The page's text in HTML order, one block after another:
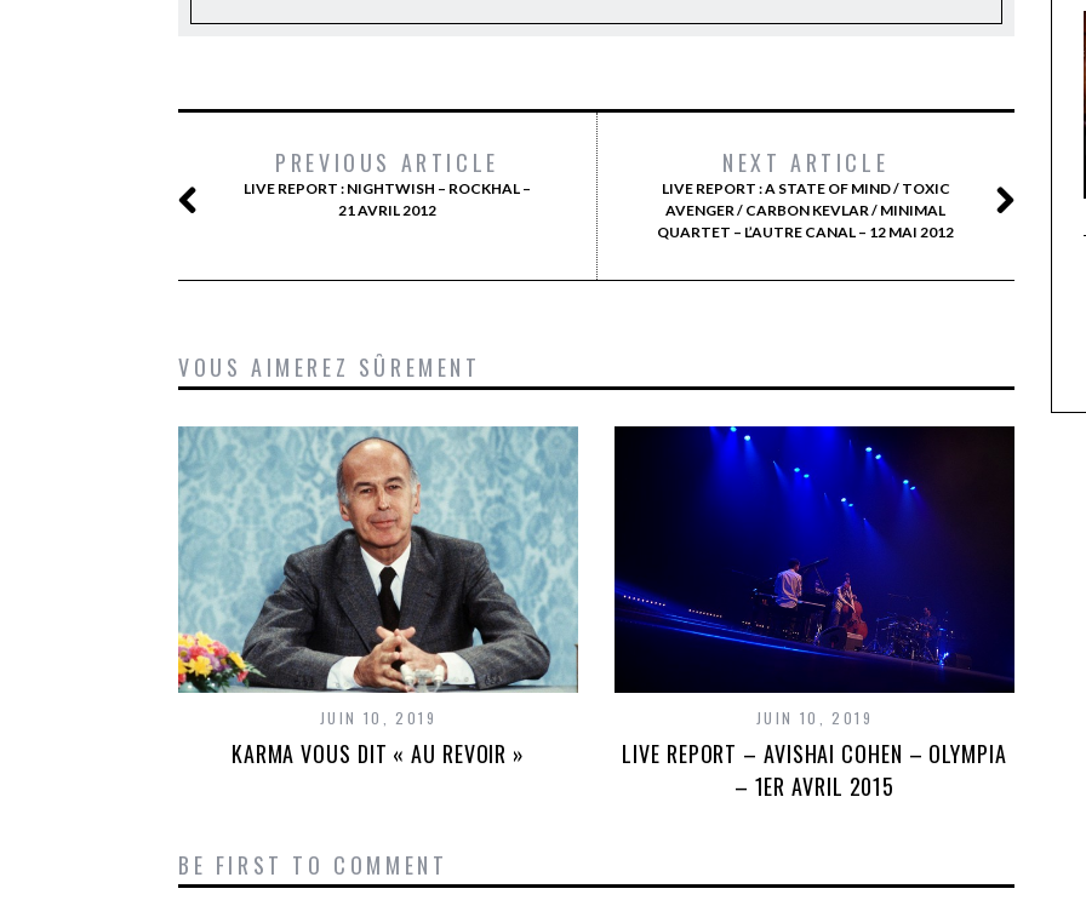
PREVIOUS ARTICLE
LIVE REPORT : NIGHTWISH – ROCKHAL –
21 AVRIL 2012
NEXT ARTICLE
LIVE REPORT : A STATE OF MIND / TOXIC
AVENGER / CARBON KEVLAR / MINIMAL
QUARTET – L’AUTRE CANAL – 12 MAI 2012
VOUS AIMEREZ SÛREMENT
JUIN 10, 2019
KARMA VOUS DIT « AU REVOIR »
JUIN 10, 2019
LIVE REPORT – AVISHAI COHEN – OLYMPIA
– 1ER AVRIL 2015
BE FIRST TO COMMENT